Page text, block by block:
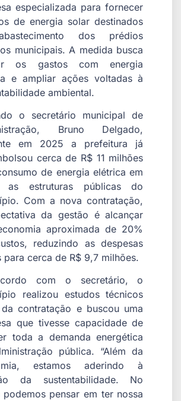
especializada para fornecer
de energia solar destinados
dos prédios
municipais. A medida busca
os gastos com energia
e ampliar ações voltadas à
ambiental.
o secretário municipal de
Bruno Delgado,
em 2025 a prefeitura já
cerca de R$ 11 milhões
de energia elétrica em
as estruturas públicas do
Com a nova contratação,
da gestão é alcançar
aproximada de 20%
reduzindo as despesas
para cerca de R$ 9,7 milhões.
com o secretário, o
realizou estudos técnicos
contratação e buscou uma
que tivesse capacidade de
toda a demanda energética
pública. “Além da
estamos aderindo à
da sustentabilidade. No
pensar em ter nossa